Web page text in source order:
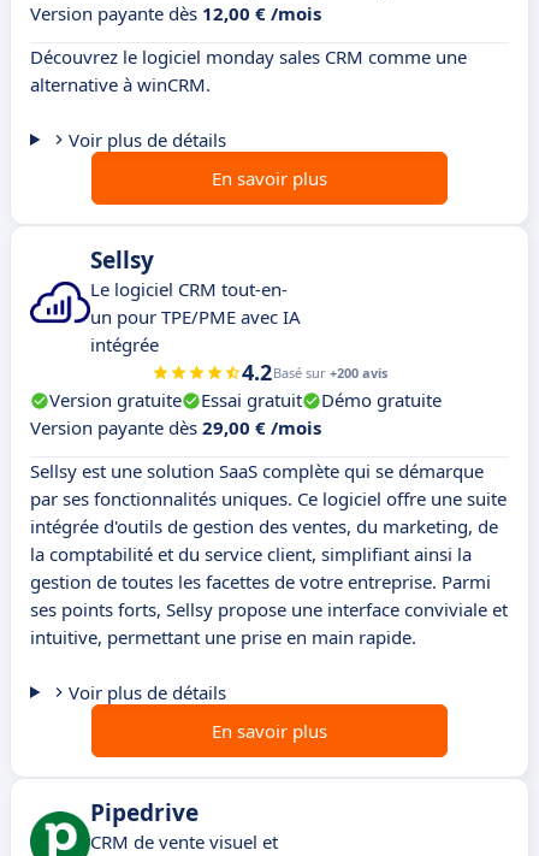
Version payante dès 12,00 € /mois
Découvrez le logiciel monday sales CRM comme une
alternative à winCRM.
Voir plus de détails
En savoir plus
Sellsy
Le logiciel CRM tout-en-
un pour TPE/PME avec IA
intégrée
4.2Basé sur +200 avis
Version gratuite Essai gratuit
Démo gratuite
Version payante dès 29,00 € /mois
Sellsy est une solution SaaS complète qui se démarque
par ses fonctionnalités uniques. Ce logiciel offre une suite
intégrée d'outils de gestion des ventes, du marketing, de
la comptabilité et du service client, simplifiant ainsi la
gestion de toutes les facettes de votre entreprise. Parmi
ses points forts, Sellsy propose une interface conviviale et
intuitive, permettant une prise en main rapide.
Voir plus de détails
En savoir plus
Pipedrive
CRM de vente visuel et